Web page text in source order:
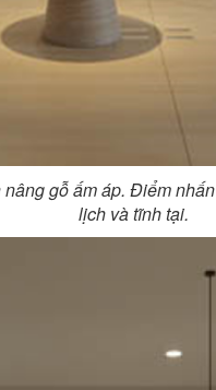
gỗ ấm áp. Điểm
lịch và tĩnh tại.